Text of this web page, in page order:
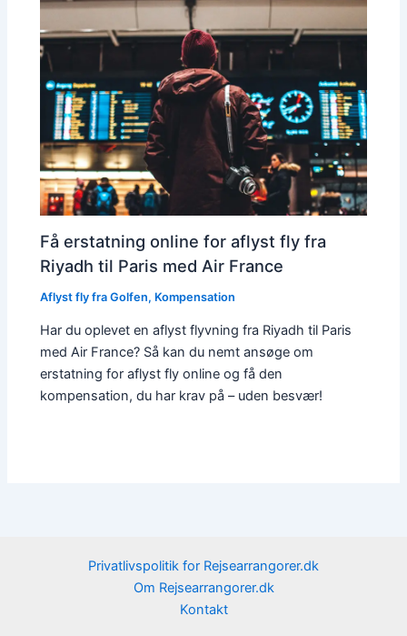
Få erstatning online for aflyst fly fra
Riyadh til Paris med Air France
Aflyst fly fra Golfen, Kompensation
Har du oplevet en aflyst flyvning fra Riyadh til Paris
med Air France? Så kan du nemt ansøge om
erstatning for aflyst fly online og få den
kompensation, du har krav på – uden besvær!
Privatlivspolitik for Rejsearrangorer.dk
Om Rejsearrangorer.dk
Kontakt